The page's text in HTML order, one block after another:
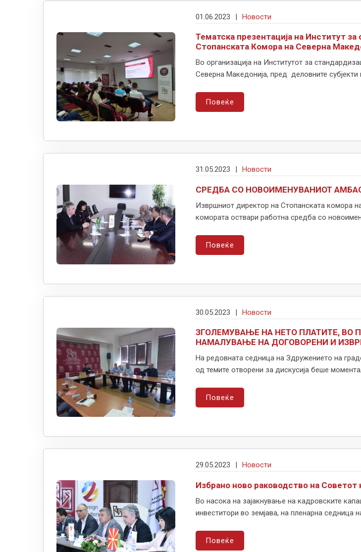
01.06.2023 Новости
Тематска презентација на Институт
Стопанската Комора на Северна
Во организација на Институтот за
Северна Македонија, пред деловните
Повеќе
31.05.2023 Новости
СРЕДБА СО НОВОИМЕНУВАНИОТ
Извршниот директор на Стопанската комора
комората оствари работна средба со
Повеќе
30.05.2023 | Новости
ЗГОЛЕМУВАЊЕ НА НЕТО ПЛАТИТЕ, ВО
НАМАЛУВАЊЕ НА ДОГОВОРЕНИ И
На редовната седница на Здружението на
од темите отворени за дискусија беше
Повеќе
29.05.2023 | Новости
Избрано ново раководство на
Во насока на зајакнување на кадровските
инвеститори во земјава, на пленарна седница
Повеќе